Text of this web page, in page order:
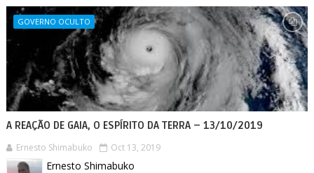
GOVERNO OCULTO
A REAÇÃO DE GAIA, O ESPÍRITO DA TERRA – 13/10/2019
Ernesto Shimabuko Oct 13, 2019
Ernesto Shimabuko